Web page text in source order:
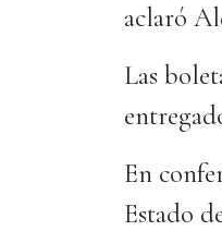
aclaró
Las
En
Estado